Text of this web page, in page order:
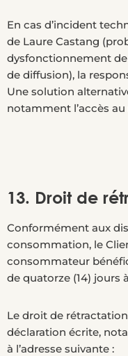
En cas d’incident
de Laure Castang
dysfonctionnement
de diffusion), la
Une solution
notamment l’accès au
13. Droit de
Conformément aux
consommation, le
consommateur
de quatorze (14) jours
Le droit de rétractation
déclaration écrite,
à l’adresse suivante :